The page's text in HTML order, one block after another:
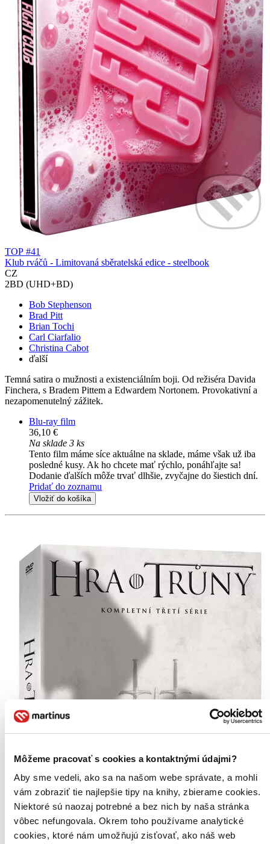
Môžeme pracovať s cookies a kontaktnými údajmi?
Aby sme vedeli, ako sa na našom webe správate, a mohli
vám zobraziť tie najlepšie tipy na knihy, zbierame cookies.
Niektoré sú naozaj potrebné a bez nich by naša stránka
vôbec nefungovala. Okrem toho používame analytické
cookies, ktoré nám umožňujú zisťovať, ako náš web
TOP #41
Klub rváčů - Limitovaná sběratelská edice - steelbook
CZ
2BD (UHD+BD)
Bob Stephenson
Brad Pitt
Brian Tochi
Carl Ciarfalio
Christina Cabot
ďalší
Temná satira o mužnosti a existenciálním boji. Od režiséra Davida
Finchera, s Bradem Pittem a Edwardem Nortonem. Provokativní a
nezapomenutelný zážitek.
Blu-ray film
36,10 €
Na sklade 3 ks
Tento film máme síce aktuálne na sklade, máme však už iba
posledné kusy. Ak ho chcete mať rýchlo, ponáhľajte sa!
Dodanie ďalších môže trvať dlhšie, zvyčajne do šiestich dní.
Pridať do zoznamu
Vložiť do košíka